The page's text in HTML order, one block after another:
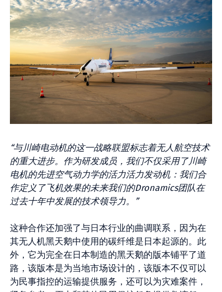
“与川崎电动机的这一战略联盟标志着无人航空技术
的重大进步。作为研发成员，我们不仅采用了川崎
电机的先进空气动力学的活力活力发动机：我们合
作定义了飞机效果的未来我们的Dronamics团队在
过去十年中发展的技术领导力。”
这种合作还加强了与日本行业的曲调联系，因为在
其无人机黑天鹅中使用的碳纤维是日本起源的。此
外，它为完全在日本制造的黑天鹅的版本铺平了道
路，该版本是为当地市场设计的，该版本不仅可以
为民事指控的运输提供服务，还可以为灾难案件，